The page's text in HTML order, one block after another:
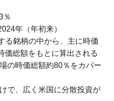
％
年（年初来）
る銘柄の中から、主に時価
価総額をもとに算出される
の時価総額約80％をカバー
で、広く米国に分散投資が